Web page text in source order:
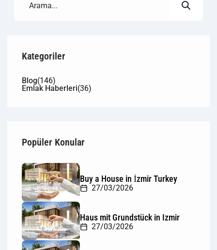
Kategoriler
Blog(146)
Emlak Haberleri(36)
Popüler Konular
Buy a House in İzmir Turkey
27/03/2026
Haus mit Grundstück in Izmir
27/03/2026